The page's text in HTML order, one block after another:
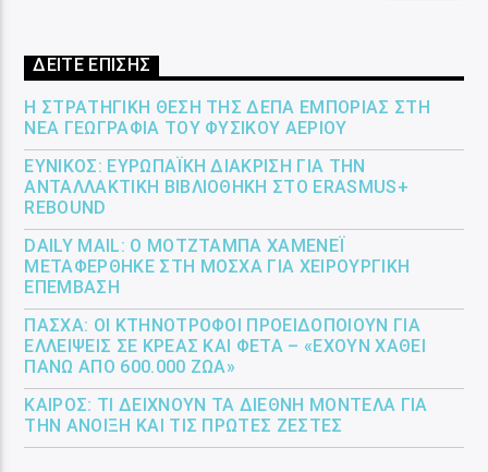
ΔΕΙΤΕ ΕΠΙΣΗΣ
Η ΣΤΡΑΤΗΓΙΚΉ ΘΈΣΗ ΤΗΣ ΔΕΠΑ ΕΜΠΟΡΊΑΣ ΣΤΗ
ΝΈΑ ΓΕΩΓΡΑΦΊΑ ΤΟΥ ΦΥΣΙΚΟΎ ΑΕΡΊΟΥ
ΕΎΝΙΚΟΣ: ΕΥΡΩΠΑΪΚΉ ΔΙΆΚΡΙΣΗ ΓΙΑ ΤΗΝ
ΑΝΤΑΛΛΑΚΤΙΚΉ ΒΙΒΛΙΟΘΉΚΗ ΣΤΟ ERASMUS+
REBOUND
DAILY MAIL: Ο ΜΟΤΖΤΆΜΠΑ ΧΑΜΕΝΕΪ́
ΜΕΤΑΦΈΡΘΗΚΕ ΣΤΗ ΜΌΣΧΑ ΓΙΑ ΧΕΙΡΟΥΡΓΙΚΉ
ΕΠΈΜΒΑΣΗ
ΠΆΣΧΑ: ΟΙ ΚΤΗΝΟΤΡΌΦΟΙ ΠΡΟΕΙΔΟΠΟΙΟΎΝ ΓΙΑ
ΕΛΛΕΊΨΕΙΣ ΣΕ ΚΡΈΑΣ ΚΑΙ ΦΈΤΑ – «ΈΧΟΥΝ ΧΑΘΕΊ
ΠΆΝΩ ΑΠΌ 600.000 ΖΏΑ»
ΚΑΙΡΌΣ: ΤΙ ΔΕΊΧΝΟΥΝ ΤΑ ΔΙΕΘΝΉ ΜΟΝΤΈΛΑ ΓΙΑ
ΤΗΝ ΆΝΟΙΞΗ ΚΑΙ ΤΙΣ ΠΡΏΤΕΣ ΖΈΣΤΕΣ